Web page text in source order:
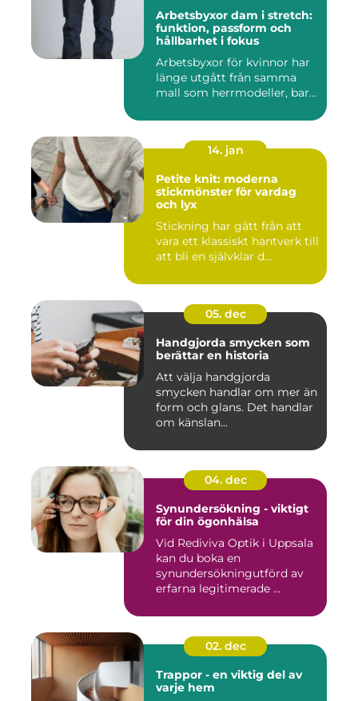
Arbetsbyxor dam i stretch:
funktion, passform och
hållbarhet i fokus
Arbetsbyxor för kvinnor har
länge utgått från samma
mall som herrmodeller, bar...
14. jan
Petite knit: moderna
stickmönster för vardag
och lyx
Stickning har gått från att
vara ett klassiskt hantverk till
att bli en självklar d...
05. dec
Handgjorda smycken som
berättar en historia
Att välja handgjorda
smycken handlar om mer än
form och glans. Det handlar
om känslan...
04. dec
Synundersökning - viktigt
för din ögonhälsa
Vid Rediviva Optik i Uppsala
kan du boka en
synundersökningutförd av
erfarna legitimerade ...
02. dec
Trappor - en viktig del av
varje hem